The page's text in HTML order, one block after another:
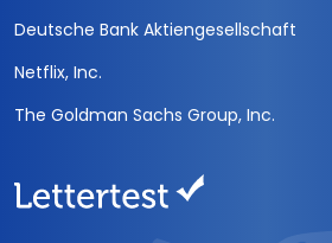
Deutsche Bank Aktiengesellschaft
Netflix, Inc.
The Goldman Sachs Group, Inc.